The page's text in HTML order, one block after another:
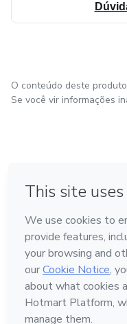
O conteúdo deste
Se você vir informações
Feito com ❤
em Belo
na Cidade
Conheça a Hotmart